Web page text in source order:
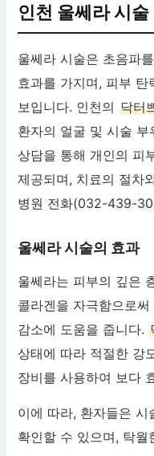
인천 울쎄라 시
울쎄라 시술은 초음파
효과를 가지며, 피부
보입니다. 인천의닥터
환자의 얼굴 및 시술
상담을 통해 개인의 피
제공되며, 치료의 절차
병원 전화(032-439-
울쎄라 시술의 효과
울쎄라는 피부의 깊은
콜라겐을 자극함으로
감소에 도움을 줍니다.
상태에 따라 적절한 강
장비를 사용하여 보다
이에 따라, 환자들은
확인할 수 있으며, 탁